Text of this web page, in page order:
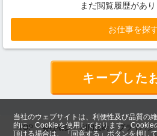
まだ閲覧履歴があり
お仕事を探
キープした
TOP 会社概要 利用規約 プライバシ
当社のウェブサイトは、利便性及び品質の
的に、Cookieを使用しております。Cookie
頂ける場合は、「同意する」ボタンを押して